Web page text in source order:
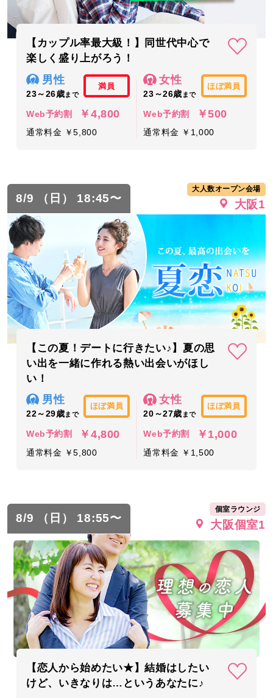
【カップル率最大級！】同世代中心で
楽しく盛り上がろう！
男性
23～26歳まで
満員
Web予約割 ￥4,800
通常料金 ￥5,800
女性
23～26歳 まで
ほぼ満員
Web予約割 ￥500
通常料金 ￥1,000
8/9 （日） 18:45〜
大人数オープン会場
大阪1
【この夏！デートに行きたい♪】夏の思
い出を一緒に作れる熱い出会いがほし
い！
男性
22～29歳まで
ほぼ満員
Web予約割 ￥4,800
通常料金 ￥5,800
女性
20～27歳 まで
ほぼ満員
Web予約割 ￥1,000
通常料金 ￥1,500
8/9 （日） 18:55〜
個室ラウンジ
大阪個室1
【恋人から始めたい★】結婚はしたい
けど、いきなりは…というあなたに♪